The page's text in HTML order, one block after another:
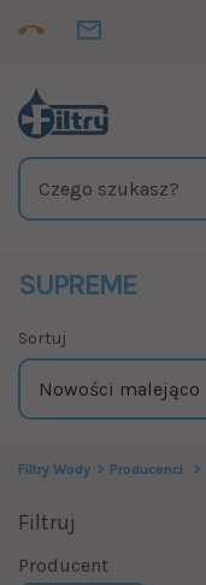
SUPREME
Sortuj
Filtry Wody Producenci
Filtruj
Producent